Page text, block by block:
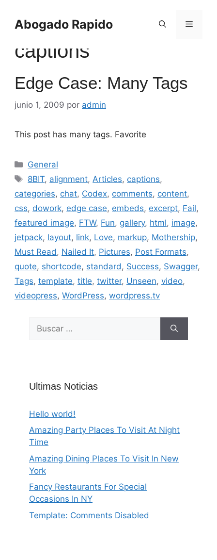
contenido
Abogado Rapido Menú
captions
Edge Case: Many Tags
junio 1, 2009 por admin
This post has many tags. Favorite
Categorías
General
Etiquetas
8BIT, alignment, Articles, captions,
categories, chat, Codex, comments, content,
css, dowork, edge case, embeds, excerpt, Fail,
featured image, FTW, Fun, gallery, html, image,
jetpack, layout, link, Love, markup, Mothership,
Must Read , Nailed It, Pictures, Post Formats,
quote, shortcode, standard , Success, Swagger,
Tags, template, title, twitter, Unseen, video,
videopress, WordPress, wordpress.tv
Ultimas Noticias
Hello world!
Amazing Party Places To Visit At Night
Time
Amazing Dining Places To Visit In New
York
Fancy Restaurants For Special
Occasions In NY
Template: Comments Disabled